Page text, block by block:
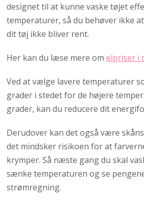
designet til at kunne vaske tøjet
temperaturer, så du behøver ikke
dit tøj ikke bliver rent.
Her kan du læse mere omelpriser i
Ved at vælge lavere temperaturer
grader i stedet for de højere
grader, kan du reducere dit
Derudover kan det også være
det mindsker risikoen for at
krymper. Så næste gang du skal
sænke temperaturen og se
strømregning.